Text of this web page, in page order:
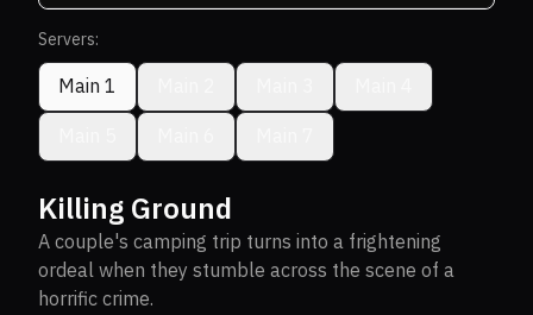
Servers:
Main 1
Killing Ground
A couple's camping trip turns into a frightening
ordeal when they stumble across the scene of a
horrific crime.